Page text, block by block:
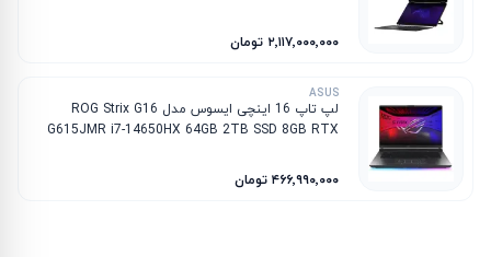
۲٬۱۱۷٬۰۰۰٬۰۰۰ تومان
ASUS
لپ تاپ 16 اینچی ایسوس مدل ROG Strix G16
G615JMR i7-14650HX 64GB 2TB SSD 8GB RTX
۴۶۶٬۹۹۰٬۰۰۰ تومان